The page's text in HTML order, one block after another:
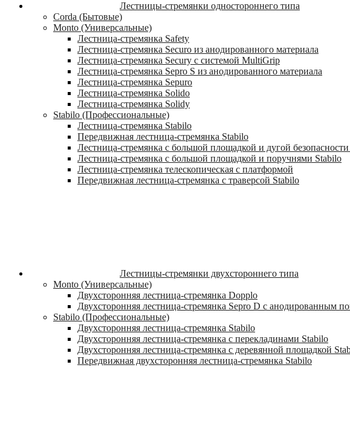
Лестницы-стремянки одностороннего типа
Corda (Бытовые)
Monto (Универсальные)
Лестница-стремянка Safety
Лестница-стремянка Securo из анодированного материала
Лестница-стремянка Secury с системой MultiGrip
Лестница-стремянка Sepro S из анодированного материала
Лестница-стремянка Sepuro
Лестница-стремянка Solido
Лестница-стремянка Solidy
Stabilo (Профессиональные)
Лестница-стремянка Stabilo
Передвижная лестница-стремянка Stabilo
Лестница-стремянка с большой площадкой и дугой
Лестница-стремянка с большой площадкой и поручнями Stabilo
Лестница-стремянка телескопическая с платформой
Передвижная лестница-стремянка с траверсой Stabilo
Лестницы-стремянки двухстороннего типа
Monto (Универсальные)
Двухсторонняя лестница-стремянка Dopplo
Двухсторонняя лестница-стремянка Sepro D с анодированным
Stabilo (Профессиональные)
Двухсторонняя лестница-стремянка Stabilo
Двухсторонняя лестница-стремянка с перекладинами Stabilo
Двухсторонняя лестница-стремянка с деревянной площадкой
Передвижная двухсторонняя лестница-стремянка Stabilo